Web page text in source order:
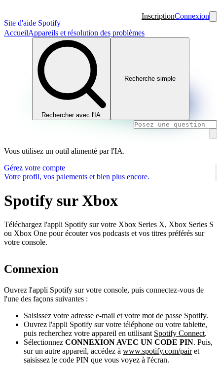
Site d'aide Spotify
InscriptionConnexion
AccueilAppareils et résolution des problèmes
Rechercher avec l'IA
Recherche simple
Vous utilisez un outil alimenté par l'IA.
Gérez votre compte
Votre profil, vos paiements et bien plus encore.
Spotify sur Xbox
Téléchargez l'appli Spotify sur votre Xbox Series X, Xbox Series S
ou Xbox One pour écouter vos podcasts et vos titres préférés sur
votre console.
Connexion
Ouvrez l'appli Spotify sur votre console, puis connectez-vous de
l'une des façons suivantes :
Saisissez votre adresse e-mail et votre mot de passe Spotify.
Ouvrez l'appli Spotify sur votre téléphone ou votre tablette,
puis recherchez votre appareil en utilisant Spotify Connect.
Sélectionnez CONNEXION AVEC UN CODE PIN. Puis,
sur un autre appareil, accédez à www.spotify.com/pairet
saisissez le code PIN que vous voyez à l'écran.